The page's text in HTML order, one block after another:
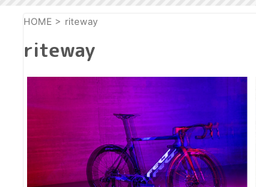
HOME > riteway
riteway